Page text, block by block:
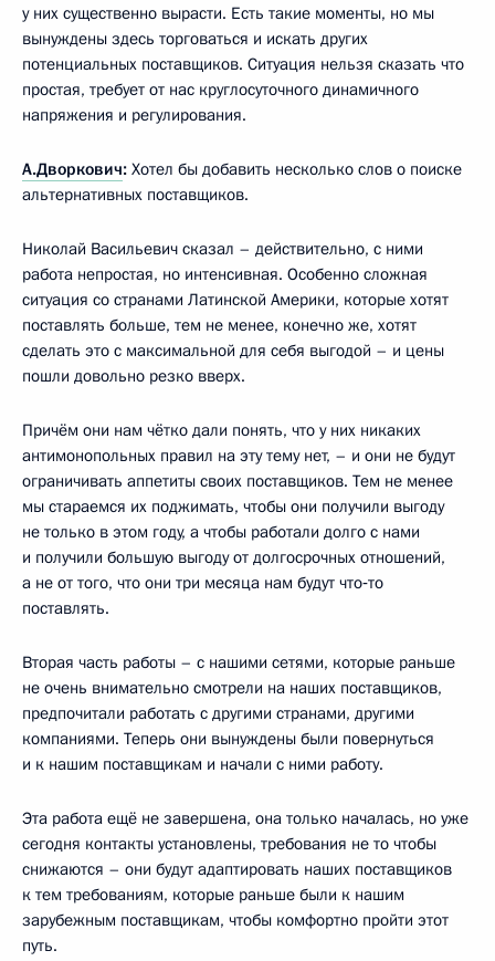
у них существенно вырасти. Есть такие моменты, но мы
вынуждены здесь торговаться и искать других
потенциальных поставщиков. Ситуация нельзя сказать что
простая, требует от нас круглосуточного динамичного
напряжения и регулирования.
А.Дворкович: Хотел бы добавить несколько слов о поиске
альтернативных поставщиков.
Николай Васильевич сказал – действительно, с ними
работа непростая, но интенсивная. Особенно сложная
ситуация со странами Латинской Америки, которые хотят
поставлять больше, тем не менее, конечно же, хотят
сделать это с максимальной для себя выгодой – и цены
пошли довольно резко вверх.
Причём они нам чётко дали понять, что у них никаких
антимонопольных правил на эту тему нет, – и они не будут
ограничивать аппетиты своих поставщиков. Тем не менее
мы стараемся их поджимать, чтобы они получили выгоду
не только в этом году, а чтобы работали долго с нами
и получили большую выгоду от долгосрочных отношений,
а не от того, что они три месяца нам будут что‑то
поставлять.
Вторая часть работы – с нашими сетями, которые раньше
не очень внимательно смотрели на наших поставщиков,
предпочитали работать с другими странами, другими
компаниями. Теперь они вынуждены были повернуться
и к нашим поставщикам и начали с ними работу.
Эта работа ещё не завершена, она только началась, но уже
сегодня контакты установлены, требования не то чтобы
снижаются – они будут адаптировать наших поставщиков
к тем требованиям, которые раньше были к нашим
зарубежным поставщикам, чтобы комфортно пройти этот
путь.